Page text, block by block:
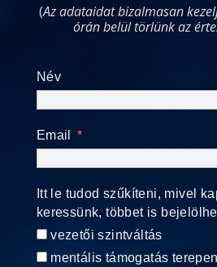
(Az adataidat bizalmasan
órán belül törlünk az
Név
Email
Itt le tudod szűkíteni, mivel
keressünk, többet is
vezetői szintváltás
mentális támogatás terepen